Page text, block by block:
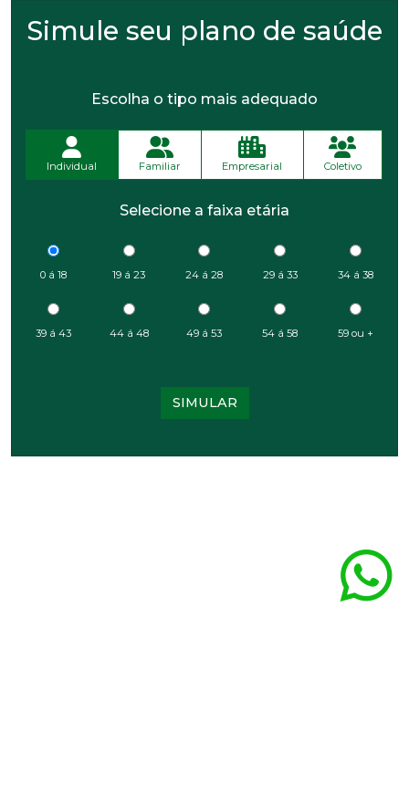
Simule seu plano de saúde
Escolha o tipo mais adequado
Individual Familiar Empresarial Coletivo
Selecione a faixa etária
0 á 18 19 á 23 24 á 28 29 á 33 34 á 38
39 á 43 44 á 48 49 á 53 54 á 58 59 ou +
SIMULAR